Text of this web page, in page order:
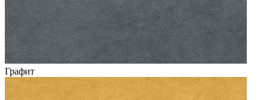
Графит